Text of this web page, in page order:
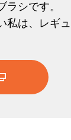
シです。
私は、レギュ